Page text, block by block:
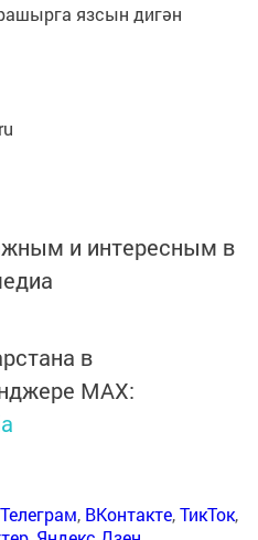
язсын дигән
и интересным в
в
MАХ:
Телеграм, ВКонтакте,ТикТок,